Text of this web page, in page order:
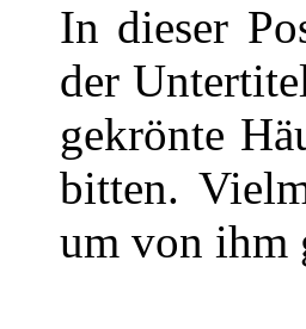
In dieser
der
gekrönte
bitten.
um von ihm